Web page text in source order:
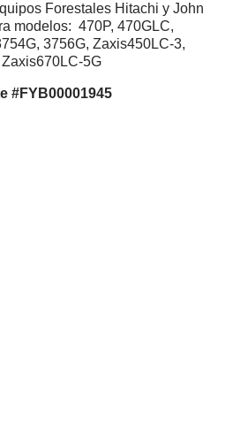
Forestales Hitachi y John
modelos: 470P, 470GLC,
3756G, Zaxis450LC-3,
5G
#FYB00001945